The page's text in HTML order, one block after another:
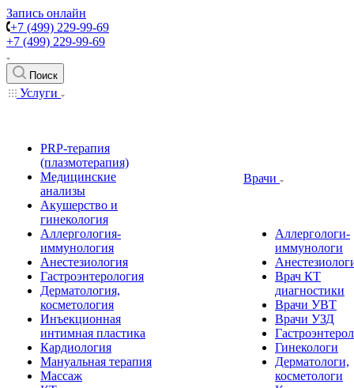
Запись онлайн
+7 (499) 229-99-69
+7 (499) 229-99-69
Поиск
Услуги
PRP-терапия
(плазмотерапия)
Медицинские
анализы
Акушерство и
гинекология
Аллергология-
иммунология
Анестезиология
Гастроэнтерология
Дерматология,
косметология
Инъекционная
интимная пластика
Кардиология
Мануальная терапия
Массаж
Врачи
Аллергологи-
иммунологи
Врач КТ
диагностики
Врачи УВТ
Врачи УЗД
Гинекологи
Дерматологи,
косметологи